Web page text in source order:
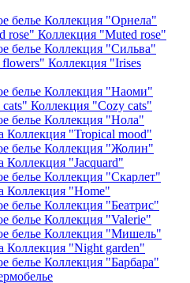
белье Коллекция "Орнела"
rose" Коллекция "Muted rose"
белье Коллекция "Сильва"
Коллекция "Irises
белье Коллекция "Наоми"
Коллекция "Cozy cats"
белье Коллекция "Нола"
Коллекция "Tropical mood"
белье Коллекция "Жолин"
Коллекция "Jacquard"
белье Коллекция "Скарлет"
Коллекция "Home"
белье Коллекция "Беатрис"
белье Коллекция "Valerie"
белье Коллекция "Мишель"
Коллекция "Night garden"
белье Коллекция "Барбара"